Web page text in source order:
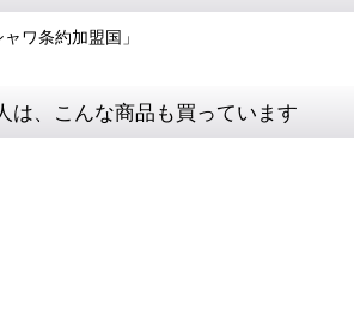
ワ条約加盟国」
は、こんな商品も買っています